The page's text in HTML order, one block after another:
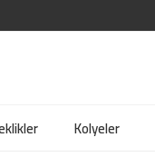
Kolyeler